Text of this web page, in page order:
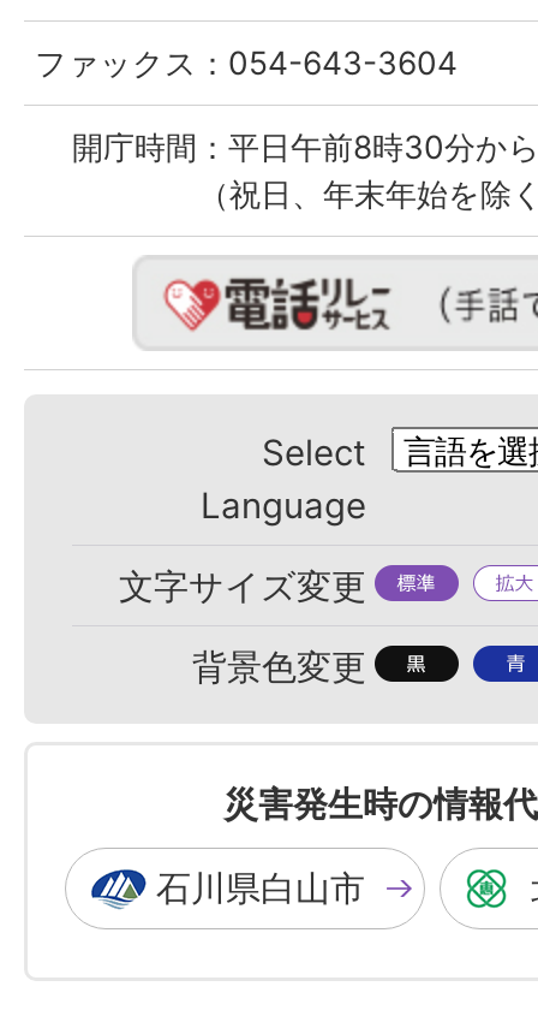
ファックス： 054-643-3604
開庁時間： 平日午前8時30分か
（祝日、年末年始を除
Select
Language
文字サイズ変更 標
準
拡
大
背景色変更 背
色
を
黒
色
に
背
色
を
青
色
に
災害発生時の情報
石川県白山市